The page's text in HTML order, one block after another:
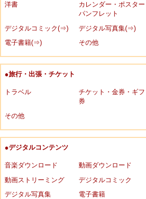
洋書
カレンダー・ポスター
パンフレット
デジタルコミック(⇒)
デジタル写真集(⇒)
電子書籍(⇒)
その他
●旅行・出張・チケット
トラベル
チケット・金券・ギフ
券
その他
●デジタルコンテンツ
音楽ダウンロード
動画ダウンロード
動画ストリーミング
デジタルコミック
デジタル写真集
電子書籍